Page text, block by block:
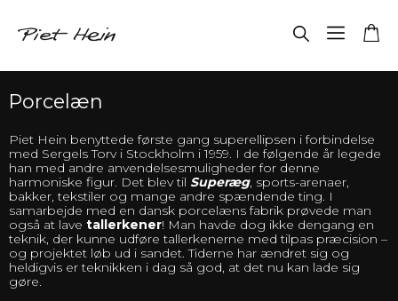
Porcelæn
Piet Hein benyttede første gang superellipsen i forbindelse
med Sergels Torv i Stockholm i 1959. I de følgende år legede
han med andre anvendelsesmuligheder for denne
harmoniske figur. Det blev til Superæg, sports-arenaer,
bakker, tekstiler og mange andre spændende ting. I
samarbejde med en dansk porcelæns fabrik prøvede man
også at lave tallerkener! Man havde dog ikke dengang en
teknik, der kunne udføre tallerkenerne med tilpas præcision –
og projektet løb ud i sandet. Tiderne har ændret sig og
heldigvis er teknikken i dag så god, at det nu kan lade sig
gøre.